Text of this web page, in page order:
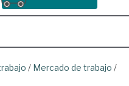
/ Mercado de trabajo /